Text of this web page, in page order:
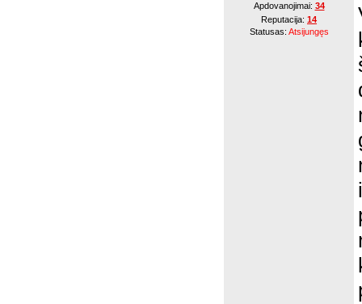
Apdovanojimai: 34
Reputacija: 14
Statusas: Atsijungęs